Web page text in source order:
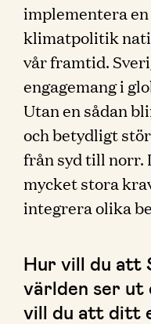
implementera
klimatpolitik
vår framtid.
engagemang i
Utan en sådan
och betydligt
från syd till norr.
mycket stora
integrera olika
Hur vill du att
världen ser ut
vill du att ditt